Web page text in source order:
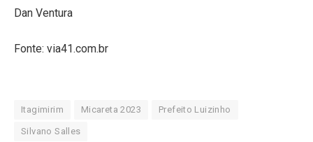
Dan Ventura
Fonte: via41.com.br
Itagimirim Micareta 2023 Prefeito Luizinho
Silvano Salles